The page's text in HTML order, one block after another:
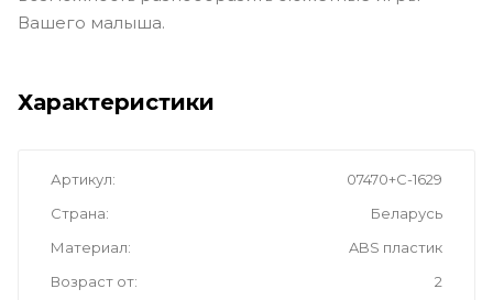
Вашего малыша.
Характеристики
Артикул
07470+С-1629
Страна
Беларусь
Материал
ABS пластик
Возраст от
2